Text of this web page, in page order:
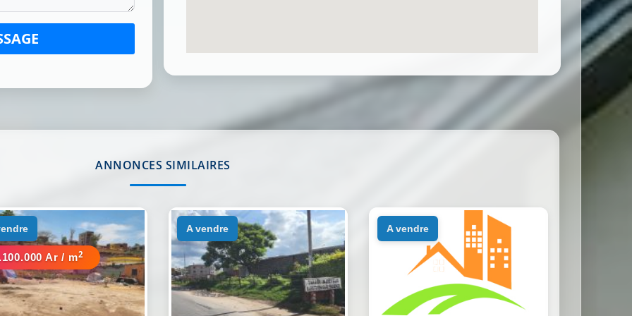
ANNONCES SIMILAIRES
Ar / m2
a vendre a vendre